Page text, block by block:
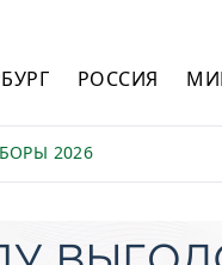
РОССИЯ
2026